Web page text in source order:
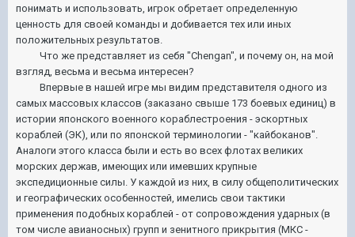
понимать и использовать, игрок обретает определенную
ценность для своей команды и добивается тех или иных
положительных результатов.
Что же представляет из себя "Chengan", и почему он, на мой
взгляд, весьма и весьма интересен?
Впервые в нашей игре мы видим представителя одного из
самых массовых классов (заказано свыше 173 боевых единиц) в
истории японского военного кораблестроения - эскортных
кораблей (ЭК), или по японской терминологии - "кайбоканов".
Аналоги этого класса были и есть во всех флотах великих
морских держав, имеющих или имевших крупные
экспедиционные силы. У каждой из них, в силу общеполитических
и географических особенностей, имелись свои тактики
применения подобных кораблей - от сопровождения ударных (в
том числе авианосных) групп и зенитного прикрытия (МКС -